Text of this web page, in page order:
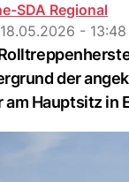
SDA Regional
18.05.2026 - 13:48
der
am Hauptsitz